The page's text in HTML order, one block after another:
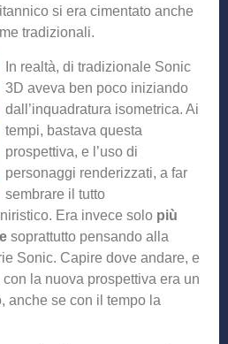
si era cimentato anche
tradizionali.
In realtà, di tradizionale Sonic
3D aveva ben poco iniziando
dall’inquadratura isometrica. Ai
tempi, bastava questa
prospettiva, e l’uso di
personaggi renderizzati, a far
sembrare il tutto
Era invece solo più
soprattutto pensando alla
Sonic. Capire dove andare, e
la nuova prospettiva era un
anche se con il tempo la